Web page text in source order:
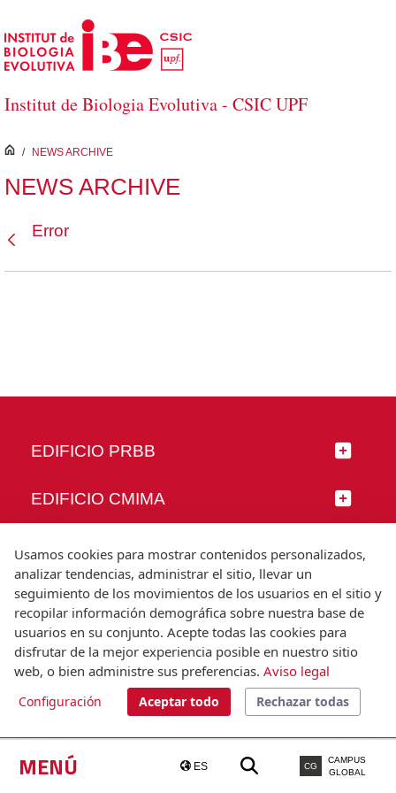
Saltar al contenido principal
Institut de Biologia Evolutiva - CSIC UPF
MENÚ ES CG
CAMPUS
GLOBAL
inici
/ NEWS ARCHIVE
NEWS ARCHIVE
Error
EDIFICIO PRBB
EDIFICIO CMIMA
SÍGUENOS
© Universitat Pompeu Fabra
Barcelona
T.(+34) 93 542 20 00
Usamos cookies para mostrar contenidos personalizados,
analizar tendencias, administrar el sitio, llevar un
seguimiento de los movimientos de los usuarios en el sitio y
recopilar información demográfica sobre nuestra base de
usuarios en su conjunto. Acepte todas las cookies para
disfrutar de la mejor experiencia posible en nuestro sitio
web, o bien administre sus preferencias. Aviso legal
Configuración Aceptar todo Rechazar todas